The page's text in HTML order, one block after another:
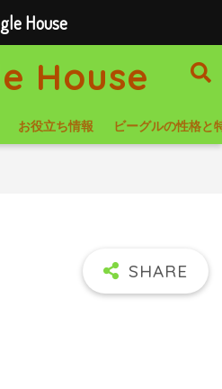
House
お役立ち情報 ビーグルの性格と
House